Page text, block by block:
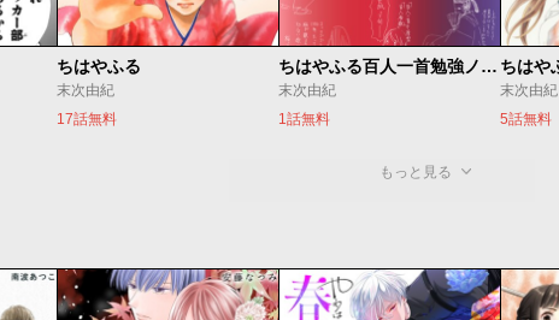
ちはやふる
末次由紀
17話無料
ちはやふる百人一首勉強ノート
末次由紀
1話無料
末次由紀
5話無料
もっと見る